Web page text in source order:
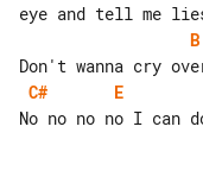
B
C#
E
No no no no I can